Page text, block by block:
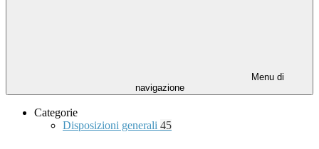
Menu di
navigazione
Categorie
Disposizioni generali 45